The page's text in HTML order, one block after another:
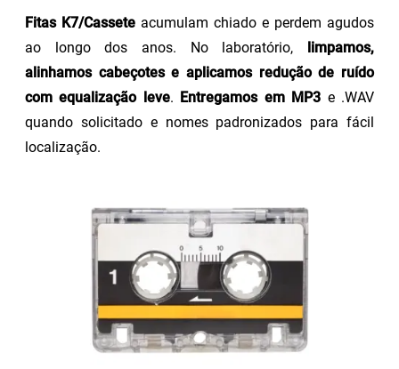
Fitas K7/Cassete acumulam chiado e perdem agudos
ao longo dos anos. No laboratório, limpamos,
alinhamos cabeçotes e aplicamos redução de ruído
com equalização leve. Entregamos em MP3 e .WAV
quando solicitado e nomes padronizados para fácil
localização.